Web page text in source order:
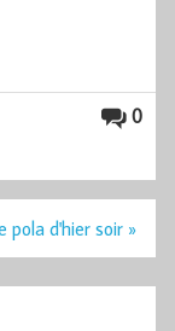
0
pola d'hier soir »